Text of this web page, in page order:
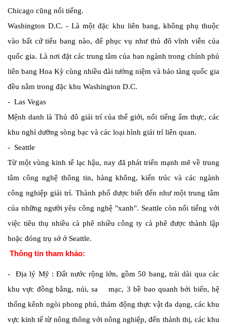
Chicago cũng nổi tiếng.
Washington D.C. - Là một đặc khu liên bang, không phụ thuộc
vào bất cứ tiểu bang nào, để phục vụ như thủ đô vĩnh viễn của
quốc gia. Là nơi đặt các trung tâm của ban ngành trong chính phủ
liên bang Hoa Kỳ cùng nhiều đài tưởng niệm và bảo tàng quốc gia
đều nằm trong đặc khu Washington D.C.
- Las Vegas
Mệnh danh là Thủ đô giải trí của thế giới, nổi tiếng ẩm thực, các
khu nghỉ dưỡng sòng bạc và các loại hình giải trí liên quan.
- Seattle
Từ một vùng kinh tế lạc hậu, nay đã phát triển mạnh mẽ về trung
tâm công nghệ thông tin, hàng không, kiến trúc và các ngành
công nghiệp giải trí. Thành phố được biết đến như một trung tâm
của những người yêu công nghệ "xanh". Seattle còn nổi tiếng với
việc tiêu thụ nhiều cà phê nhiều công ty cà phê được thành lập
hoặc đóng trụ sở ở Seattle.
Thông tin tham khảo:
- Địa lý Mỹ: Đất nước rộng lớn, gồm 50 bang, trải dài qua các
khu vực đồng bằng, núi, sa mạc, 3 bề bao quanh bởi biển, hệ
thống kênh ngòi phong phú, thảm động thực vật đa dạng, các khu
vực kinh tế từ nông thông với nông nghiệp, đến thành thị, các khu